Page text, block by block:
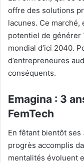
offre des solutions
lacunes. Ce marché,
potentiel de générer
mondial d’ici 2040.
d’entrepreneures
conséquents.
Emagina : 3
FemTech
En fêtant bientôt ses
progrès accomplis
mentalités évoluent